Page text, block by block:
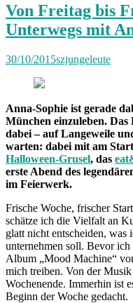
Von Freitag bis
Unterwegs mit
30/10/2015szjungeleute
Anna-Sophie ist gerade
München einzuleben.
dabei – auf Langeweile
warten: dabei mit am
Halloween-Grusel, das
erste Abend des
im Feierwerk.
Frische Woche, frischer
schätze ich die Vielfalt an
glatt nicht entscheiden, was
unternehmen soll. Bevor
Album „Mood Machine“
mich treiben. Von der
Wochenende. Immerhin ist
Beginn der Woche gedacht.